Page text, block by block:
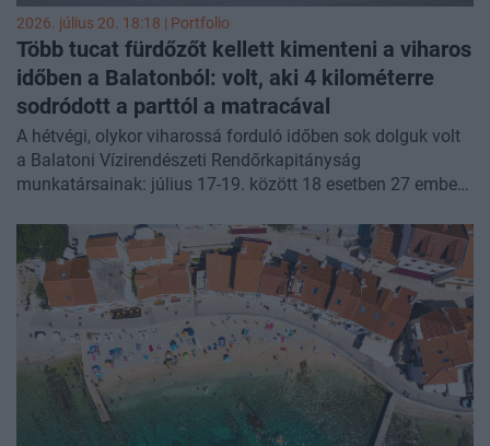
2026. július 20. 18:18 | Portfolio
Több tucat fürdőzőt kellett kimenteni a viharos
időben a Balatonból: volt, aki 4 kilométerre
sodródott a parttól a matracával
A hétvégi, olykor viharossá forduló időben sok dolguk volt
a Balatoni Vízirendészeti Rendőrkapitányság
munkatársainak: július 17-19. között 18 esetben 27 embert